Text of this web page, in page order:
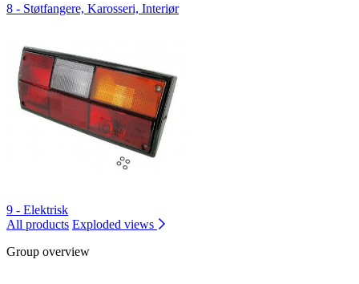
8 - Støtfangere, Karosseri, Interiør
9 - Elektrisk
All products Exploded views
Group overview